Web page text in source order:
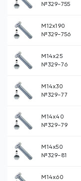
№329-755
М12х190
№329-756
М14х25
№329-76
М14х30
№329-77
М14х40
№329-79
М14х50
№329-81
М14х60